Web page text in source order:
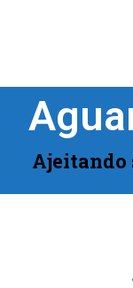
Ajeitando